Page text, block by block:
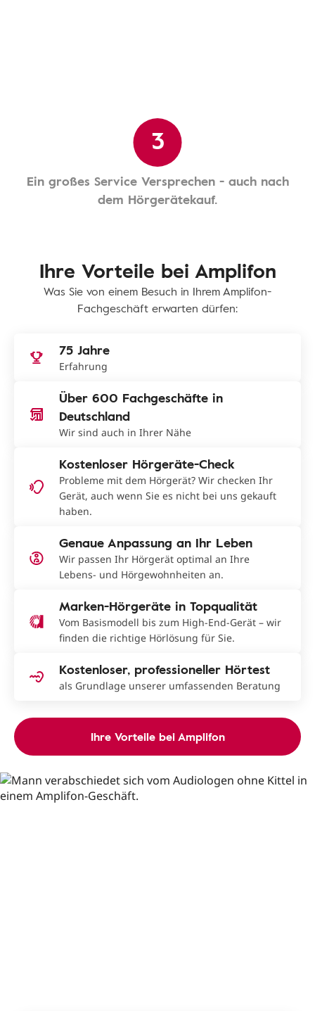
3
Ein großes Service Versprechen - auch nach
dem Hörgerätekauf.
Ihre Vorteile bei Amplifon
Was Sie von einem Besuch in Ihrem Amplifon-
Fachgeschäft erwarten dürfen:
75 Jahre
Erfahrung
Über 600 Fachgeschäfte in
Deutschland
Wir sind auch in Ihrer Nähe
Kostenloser Hörgeräte-Check
Probleme mit dem Hörgerät? Wir checken Ihr
Gerät, auch wenn Sie es nicht bei uns gekauft
haben.
Genaue Anpassung an Ihr Leben
Wir passen Ihr Hörgerät optimal an Ihre
Lebens- und Hörgewohnheiten an.
Marken-Hörgeräte in Topqualität
Vom Basismodell bis zum High-End-Gerät – wir
finden die richtige Hörlösung für Sie.
Kostenloser, professioneller Hörtest
als Grundlage unserer umfassenden Beratung
Ihre Vorteile bei Amplifon